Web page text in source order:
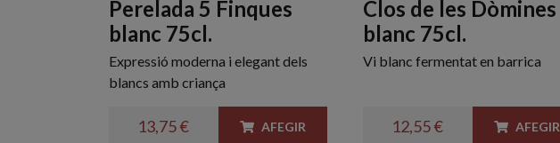
Perelada 5 Finques
blanc 75cl.
Expressió moderna i elegant dels
blancs amb criança
13,75 € AFEGIR
Clos de les Dòmines
blanc 75cl.
Vi blanc fermentat en barrica
12,55 € AFEGIR